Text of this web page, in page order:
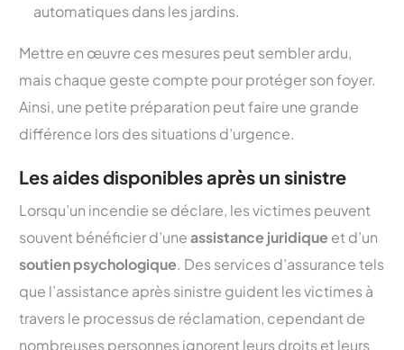
automatiques dans les jardins.
Mettre en œuvre ces mesures peut sembler ardu,
mais chaque geste compte pour protéger son foyer.
Ainsi, une petite préparation peut faire une grande
différence lors des situations d’urgence.
Les aides disponibles après un sinistre
Lorsqu’un incendie se déclare, les victimes peuvent
souvent bénéficier d’uneassistance juridique et d’un
soutien psychologique. Des services d’assurance tels
que l’assistance après sinistre guident les victimes à
travers le processus de réclamation, cependant de
nombreuses personnes ignorent leurs droits et leurs